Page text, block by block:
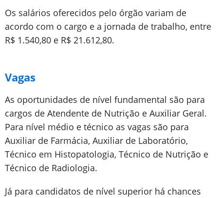
Os salários oferecidos pelo órgão variam de
acordo com o cargo e a jornada de trabalho, entre
R$ 1.540,80 e R$ 21.612,80.
Vagas
As oportunidades de nível fundamental são para
cargos de Atendente de Nutrição e Auxiliar Geral.
Para nível médio e técnico as vagas são para
Auxiliar de Farmácia, Auxiliar de Laboratório,
Técnico em Histopatologia, Técnico de Nutrição e
Técnico de Radiologia.
Já para candidatos de nível superior há chances